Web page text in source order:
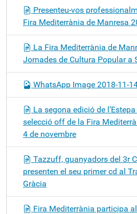
Presenteu-vos
Fira Mediterrània de Manresa
La Fira Mediterrània de
Jornades de Cultura Popular a
WhatsApp Image 2018-11-
La segona edició de
selecció off de la Fira
4 de novembre
Tazzuff, guanyadors del 3r
presenten el seu primer cd al
Gràcia
Fira Mediterrània participa